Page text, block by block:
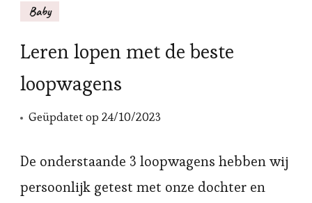
Baby
Leren lopen met de beste
loopwagens
Geüpdatet op 24/10/2023
De onderstaande 3 loopwagens hebben wij
persoonlijk getest met onze dochter en